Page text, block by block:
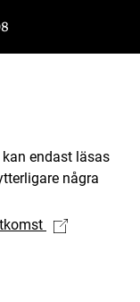
endast läsas
några